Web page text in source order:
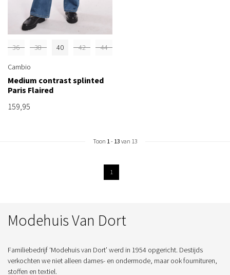
36 38 40 42 44
Cambio
Medium contrast splinted
Paris Flaired
159,95
Toon 1- 13 van 13
1
Modehuis Van Dort
Familiebedrijf ‘Modehuis van Dort’ werd in 1954 opgericht. Destijds
verkochten we niet alleen dames- en ondermode, maar ook fournituren,
stoffen en textiel.